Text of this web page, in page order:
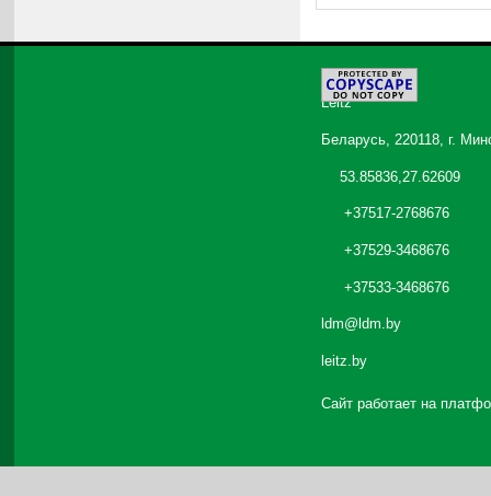
©2026
Leitz
Беларусь, 220118, г.
53.85836,27.62609
+37517-2768676
+37529-3468676
+37533-3468676
ldm@ldm.by
leitz.by
Сайт работает на